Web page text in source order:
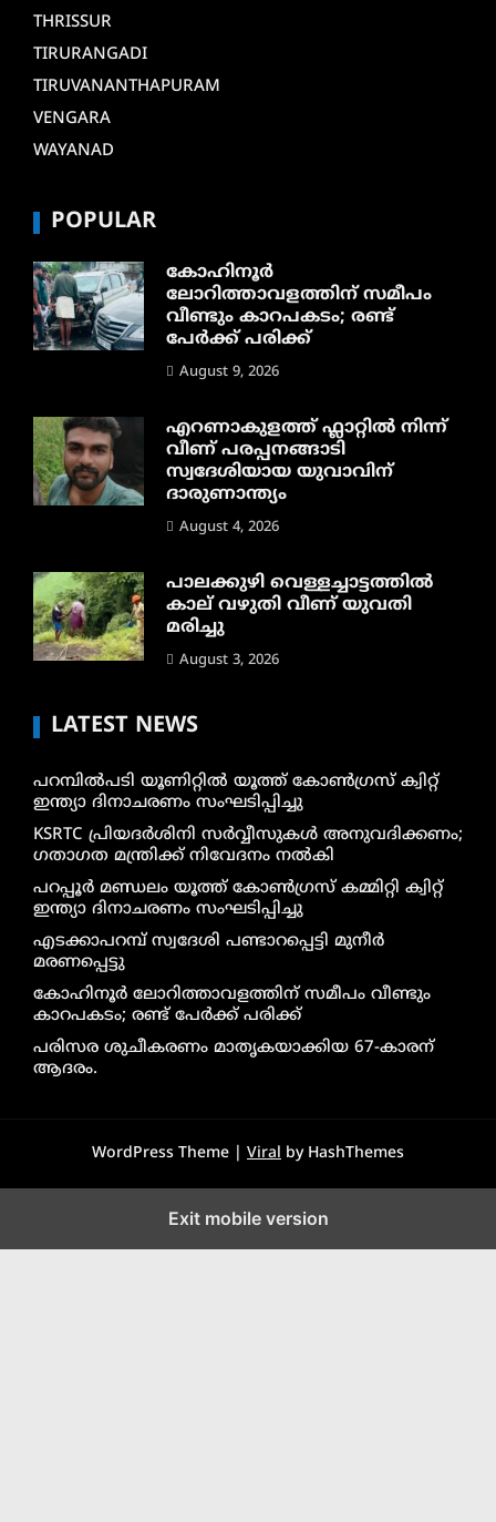
THRISSUR
TIRURANGADI
TIRUVANANTHAPURAM
VENGARA
WAYANAD
POPULAR
കോഹിനൂർ
ലോറിത്താവളത്തിന് സമീപം
വീണ്ടും കാറപകടം; രണ്ട്
പേർക്ക് പരിക്ക്
August 9, 2026
എറണാകുളത്ത് ഫ്ലാറ്റിൽ നിന്ന്
വീണ് പരപ്പനങ്ങാടി
സ്വദേശിയായ യുവാവിന്
ദാരുണാന്ത്യം
August 4, 2026
പാലക്കുഴി വെള്ളച്ചാട്ടത്തില്‍
കാല് വഴുതി വീണ് യുവതി
മരിച്ചു
August 3, 2026
LATEST NEWS
പറമ്പിൽപടി യൂണിറ്റിൽ യൂത്ത് കോൺഗ്രസ് ക്വിറ്റ്
ഇന്ത്യാ ദിനാചരണം സംഘടിപ്പിച്ചു
KSRTC പ്രിയദർശിനി സർവ്വീസുകൾ അനുവദിക്കണം;
ഗതാഗത മന്ത്രിക്ക് നിവേദനം നൽകി
പറപ്പൂർ മണ്ഡലം യൂത്ത് കോൺഗ്രസ് കമ്മിറ്റി ക്വിറ്റ്
ഇന്ത്യാ ദിനാചരണം സംഘടിപ്പിച്ചു
എടക്കാപറമ്പ് സ്വദേശി പണ്ടാറപ്പെട്ടി മുനീർ
മരണപ്പെട്ടു
കോഹിനൂർ ലോറിത്താവളത്തിന് സമീപം വീണ്ടും
കാറപകടം; രണ്ട് പേർക്ക് പരിക്ക്
പരിസര ശുചീകരണം മാതൃകയാക്കിയ 67-കാരന്
ആദരം.
WordPress Theme | Viral by HashThemes
Exit mobile version